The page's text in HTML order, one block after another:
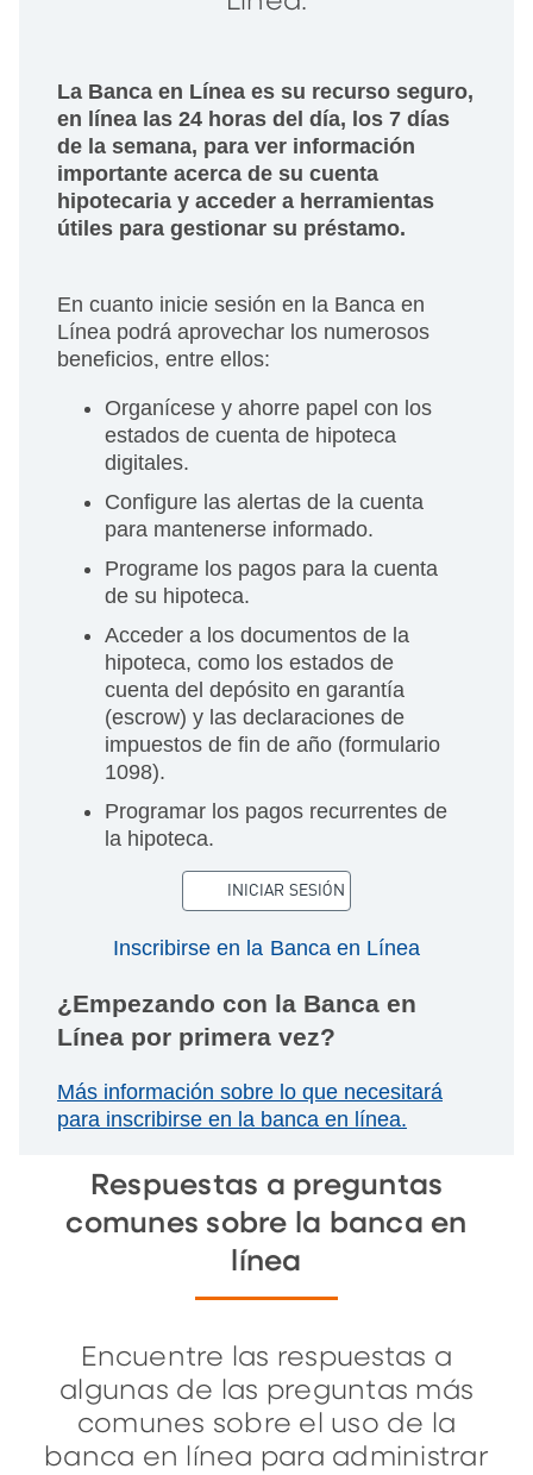
La Banca en Línea es su recurso seguro,
en línea las 24 horas del día, los 7 días
de la semana, para ver información
importante acerca de su cuenta
hipotecaria y acceder a herramientas
útiles para gestionar su préstamo.
En cuanto inicie sesión en la Banca en
Línea podrá aprovechar los numerosos
beneficios, entre ellos:
Organícese y ahorre papel con los
estados de cuenta de hipoteca
digitales.
Configure las alertas de la cuenta
para mantenerse informado.
Programe los pagos para la cuenta
de su hipoteca.
Acceder a los documentos de la
hipoteca, como los estados de
cuenta del depósito en garantía
(escrow) y las declaraciones de
impuestos de fin de año (formulario
1098).
Programar los pagos recurrentes de
la hipoteca.
INICIAR SESIÓN
Inscribirse en la Banca en Línea
¿Empezando con la Banca en
Línea por primera vez?
Más información sobre lo que necesitará
para inscribirse en la banca en línea.
Respuestas a preguntas
comunes sobre la banca en
línea
Encuentre las respuestas a
algunas de las preguntas más
comunes sobre el uso de la
banca en línea para administrar